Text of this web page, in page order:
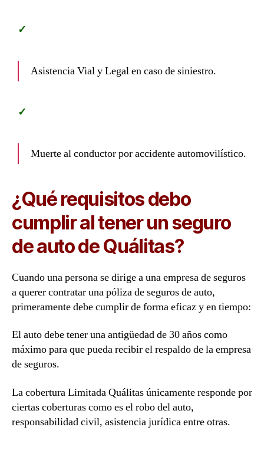
Asistencia Vial y Legal en caso de siniestro.
Muerte al conductor por accidente automovilístico.
¿Qué requisitos debo
cumplir al tener un seguro
de auto de Quálitas?
Cuando una persona se dirige a una empresa de seguros
a querer contratar una póliza de seguros de auto,
primeramente debe cumplir de forma eficaz y en tiempo:
El auto debe tener una antigüedad de 30 años como
máximo para que pueda recibir el respaldo de la empresa
de seguros.
La cobertura Limitada Quálitas únicamente responde por
ciertas coberturas como es el robo del auto,
responsabilidad civil, asistencia jurídica entre otras.